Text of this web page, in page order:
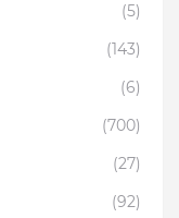
(5)
(143)
(6)
(700)
(27)
(92)